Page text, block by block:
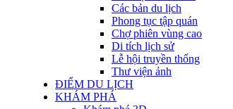
Các bản du lịch
Phong tục tập quán
Chợ phiên vùng cao
Di tích lịch sử
Lễ hội truyền thống
Thư viện ảnh
ĐIỂM DU LỊCH
KHÁM PHÁ